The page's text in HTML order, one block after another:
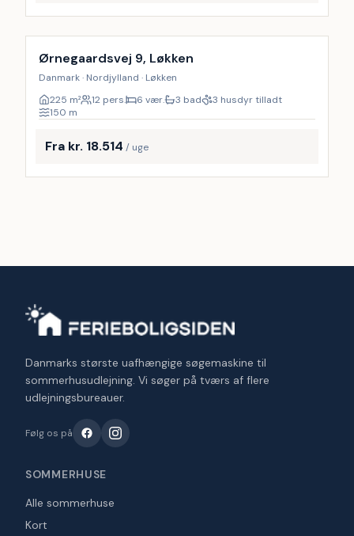
Inkl. rengøring
Ørnegaardsvej 9, Løkken
Danmark · Nordjylland · Løkken
225 m² 12 pers. 6 vær. 3 bad
3 husdyr tilladt
150 m
Fra kr. 18.514 / uge
Danmarks største uafhængige søgemaskine til
sommerhusudlejning. Vi søger på tværs af flere
udlejningsbureauer.
Følg os på
SOMMERHUSE
Alle sommerhuse
Kort